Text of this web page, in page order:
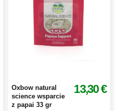
Oxbow natural
science wsparcie
z papai 33 gr
13,30 €